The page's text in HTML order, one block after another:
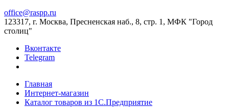
office@raspp.ru
123317, г. Москва, Пресненская наб., 8, стр. 1, МФК "Город
столиц"
Вконтакте
Telegram
Главная
Интернет-магазин
Каталог товаров из 1С.Предприятие